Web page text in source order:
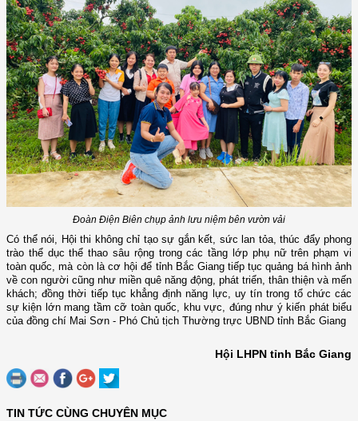
Đoàn Điện Biên chụp ảnh lưu niệm bên vườn vải
Có thể nói, Hội thi không chỉ tạo sự gắn kết, sức lan tỏa, thúc đẩy phong
trào thể dục thể thao sâu rộng trong các tầng lớp phụ nữ trên phạm vi
toàn quốc, mà còn là cơ hội để tỉnh Bắc Giang tiếp tục quảng bá hình ảnh
về con người cũng như miền quê năng động, phát triển, thân thiện và mến
khách; đồng thời tiếp tục khẳng định năng lực, uy tín trong tổ chức các
sự kiện lớn mang tầm cỡ toàn quốc, khu vực, đúng như ý kiến phát biểu
của đồng chí Mai Sơn - Phó Chủ tịch Thường trực UBND tỉnh Bắc Giang
Hội LHPN tỉnh Bắc Giang
TIN TỨC CÙNG CHUYÊN MỤC